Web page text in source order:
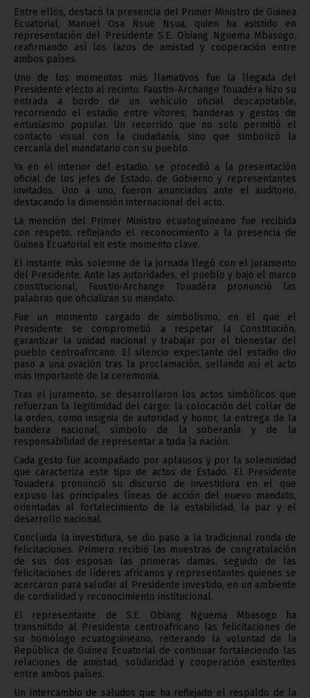
Entre ellos, destacó la presencia del Primer Ministro de Guinea
Ecuatorial, Manuel Osa Nsue Nsua, quien ha asistido en
representación del Presidente S.E. Obiang Nguema Mbasogo,
reafirmando así los lazos de amistad y cooperación entre
ambos países.
Uno de los momentos más llamativos fue la llegada del
Presidente electo al recinto. Faustin-Archange Touadéra hizo su
entrada a bordo de un vehículo oficial descapotable,
recorriendo el estadio entre vítores, banderas y gestos de
entusiasmo popular. Un recorrido que no solo permitió el
contacto visual con la ciudadanía, sino que simbolizó la
cercanía del mandatario con su pueblo.
Ya en el interior del estadio, se procedió a la presentación
oficial de los jefes de Estado, de Gobierno y representantes
invitados. Uno a uno, fueron anunciados ante el auditorio,
destacando la dimensión internacional del acto.
La mención del Primer Ministro ecuatoguineano fue recibida
con respeto, reflejando el reconocimiento a la presencia de
Guinea Ecuatorial en este momento clave.
El instante más solemne de la jornada llegó con el juramento
del Presidente. Ante las autoridades, el pueblo y bajo el marco
constitucional, Faustin-Archange Touadéra pronunció las
palabras que oficializan su mandato.
Fue un momento cargado de simbolismo, en el que el
Presidente se comprometió a respetar la Constitución,
garantizar la unidad nacional y trabajar por el bienestar del
pueblo centroafricano. El silencio expectante del estadio dio
paso a una ovación tras la proclamación, sellando así el acto
más importante de la ceremonia.
Tras el juramento, se desarrollaron los actos simbólicos que
refuerzan la legitimidad del cargo: la colocación del collar de
la orden, como insignia de autoridad y honor, la entrega de la
bandera nacional, símbolo de la soberanía y de la
responsabilidad de representar a toda la nación.
Cada gesto fue acompañado por aplausos y por la solemnidad
que caracteriza este tipo de actos de Estado. El Presidente
Touadera pronunció su discurso de investidura en el que
expuso las principales líneas de acción del nuevo mandato,
orientadas al fortalecimiento de la estabilidad, la paz y el
desarrollo nacional.
Concluida la investidura, se dio paso a la tradicional ronda de
felicitaciones. Primero recibió las muestras de congratulación
de sus dos esposas las primeras damas, seguido de las
felicitaciones de líderes africanos y representantes quienes se
acercaron para saludar al Presidente investido, en un ambiente
de cordialidad y reconocimiento institucional.
El representante de S.E. Obiang Nguema Mbasogo ha
transmitido al Presidente centroafricano las felicitaciones de
su homólogo ecuatoguineano, reiterando la voluntad de la
República de Guinea Ecuatorial de continuar fortaleciendo las
relaciones de amistad, solidaridad y cooperación existentes
entre ambos países.
Un intercambio de saludos que ha reflejado el respaldo de la